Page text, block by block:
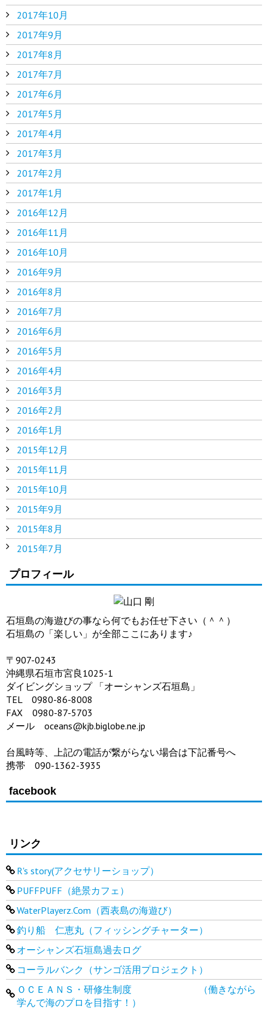
2017年10月
2017年9月
2017年8月
2017年7月
2017年6月
2017年5月
2017年4月
2017年3月
2017年2月
2017年1月
2016年12月
2016年11月
2016年10月
2016年9月
2016年8月
2016年7月
2016年6月
2016年5月
2016年4月
2016年3月
2016年2月
2016年1月
2015年12月
2015年11月
2015年10月
2015年9月
2015年8月
2015年7月
プロフィール
石垣島の海遊びの事なら何でもお任せ下さい（＾＾）
石垣島の「楽しい」が全部ここにあります♪
〒907-0243
沖縄県石垣市宮良1025-1
ダイビングショップ 「オーシャンズ石垣島」
TEL 0980-86-8008
FAX 0980-87-5703
メール oceans@kjb.biglobe.ne.jp
台風時等、上記の電話が繋がらない場合は下記番号へ
携帯 090-1362-3935
facebook
リンク
R's story(アクセサリーショップ）
PUFFPUFF（絶景カフェ）
WaterPlayerz.Com（西表島の海遊び）
釣り船 仁恵丸（フィッシングチャーター）
オーシャンズ石垣島過去ログ
コーラルバンク（サンゴ活用プロジェクト）
ＯＣＥＡＮＳ・研修生制度 （働きながら
学んで海のプロを目指す！）